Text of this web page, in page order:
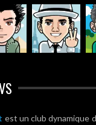
est un club dynamique